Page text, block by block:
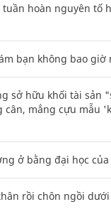
tuần hoàn nguyên tố
bạn không bao giờ
sở hữu khối tài sản
cân, mắng cựu mẫu
ở bằng đại học của
rồi chôn ngồi